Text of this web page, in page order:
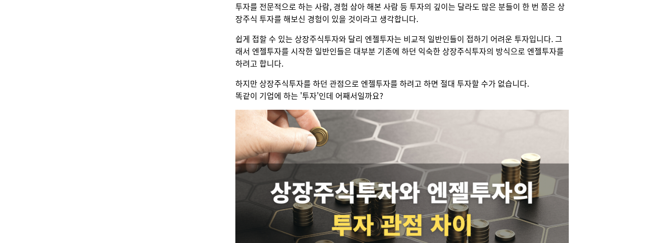
투자를 전문적으로 하는 사람, 경험 삼아 해본 사람 등 투자의 깊이는 달라도 많은 분들이 한 번 쯤은 상
장주식 투자를 해보신 경험이 있을 것이라고 생각합니다.
쉽게 접할 수 있는 상장주식투자와 달리 엔젤투자는 비교적 일반인들이 접하기 어려운 투자입니다. 그
래서 엔젤투자를 시작한 일반인들은 대부분 기존에 하던 익숙한 상장주식투자의 방식으로 엔젤투자를
하려고 합니다.
하지만 상장주식투자를 하던 관점으로 엔젤투자를 하려고 하면 절대 투자할 수가 없습니다.
똑같이 기업에 하는 '투자'인데 어째서일까요?